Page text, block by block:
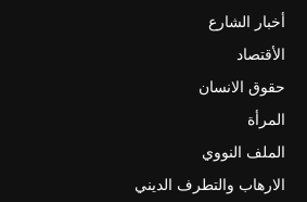
أخبار الشارع
الأقتصاد
حقوق الانسان
المرأة
الملف النووي
الارهاب والتطرف الديني